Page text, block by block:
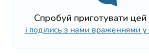
Спробуй приготувати
і поділись з нами враженнями у